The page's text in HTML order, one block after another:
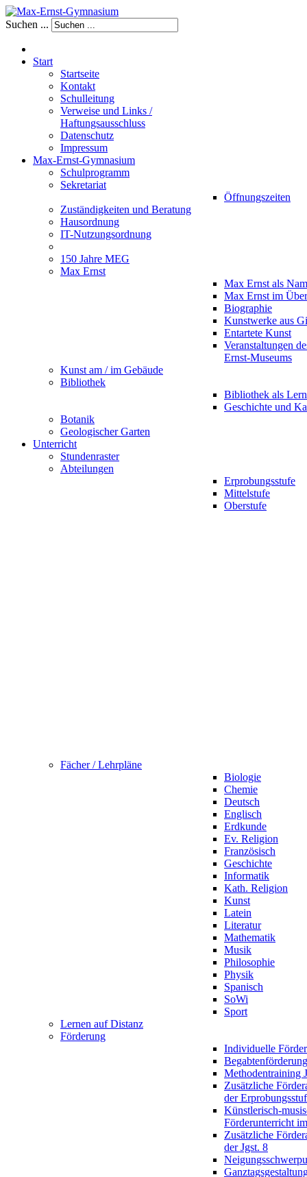
Suchen ...
Start
Startseite
Kontakt
Schulleitung
Verweise und Links /
Haftungsausschluss
Datenschutz
Impressum
Max-Ernst-Gymnasium
Schulprogramm
Sekretariat
Öffnungszeiten
Zuständigkeiten und Beratung
Hausordnung
IT-Nutzungsordnung
150 Jahre MEG
Max Ernst
Max Ernst als
Max Ernst im
Biographie
Kunstwerke aus
Entartete Kunst
Veranstaltungen
Ernst-Museums
Kunst am / im Gebäude
Bibliothek
Bibliothek als
Geschichte und
Botanik
Geologischer Garten
Unterricht
Stundenraster
Abteilungen
Erprobungsstufe
Mittelstufe
Oberstufe
Fächer / Lehrpläne
Biologie
Chemie
Deutsch
Englisch
Erdkunde
Ev. Religion
Französisch
Geschichte
Informatik
Kath. Religion
Kunst
Latein
Literatur
Mathematik
Musik
Philosophie
Physik
Spanisch
SoWi
Sport
Lernen auf Distanz
Förderung
Individuelle
Begabtenförderung
Methodentraining
Zusätzliche
der
Künstlerisch-
Förderunterricht
Zusätzliche
der Jgst. 8